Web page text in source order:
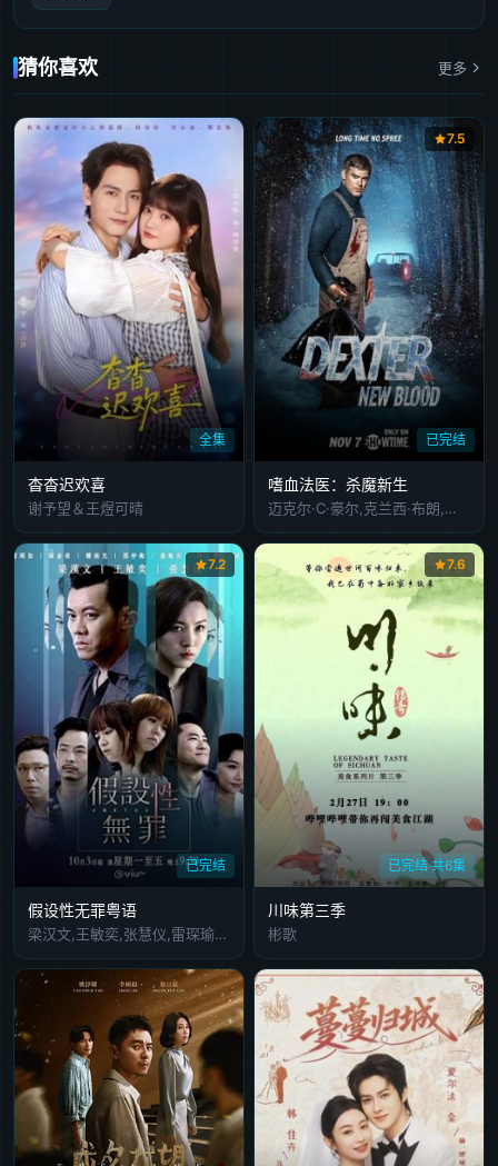
猜你喜欢 更多
全集
杳杳迟欢喜
谢予望＆王煜可晴
已完结
7.5
嗜血法医：杀魔新生
迈克尔·C·豪尔,克兰西·布朗,约翰·利思戈,郑智麟,詹妮弗·卡朋特,茱莉亚·琼斯,约翰尼·斯奎娅,杰克·阿尔科特,阿拉诺·米勒,迈克尔·西里尔·克赖顿,大卫·马吉道夫,史蒂文·罗伯特森,Kevin,Pasdon,Katy,Sullivan,Charlie,Thurston,Michelle,Lulic,Michael,Malvesti
已完结
7.2
假设性无罪粤语
梁汉文,王敏奕,张慧仪,雷琛瑜,陈子丰,楼南光,陈俞希,许博文,邵仲衡,董敏莉,余逸思,李昭南,李建邦,李彩宁,英健朗,李亦乔,张满源,陈郁宪,杨英伟,赵啟岚
已完结 共6集
7.6
川味第三季
彬歌